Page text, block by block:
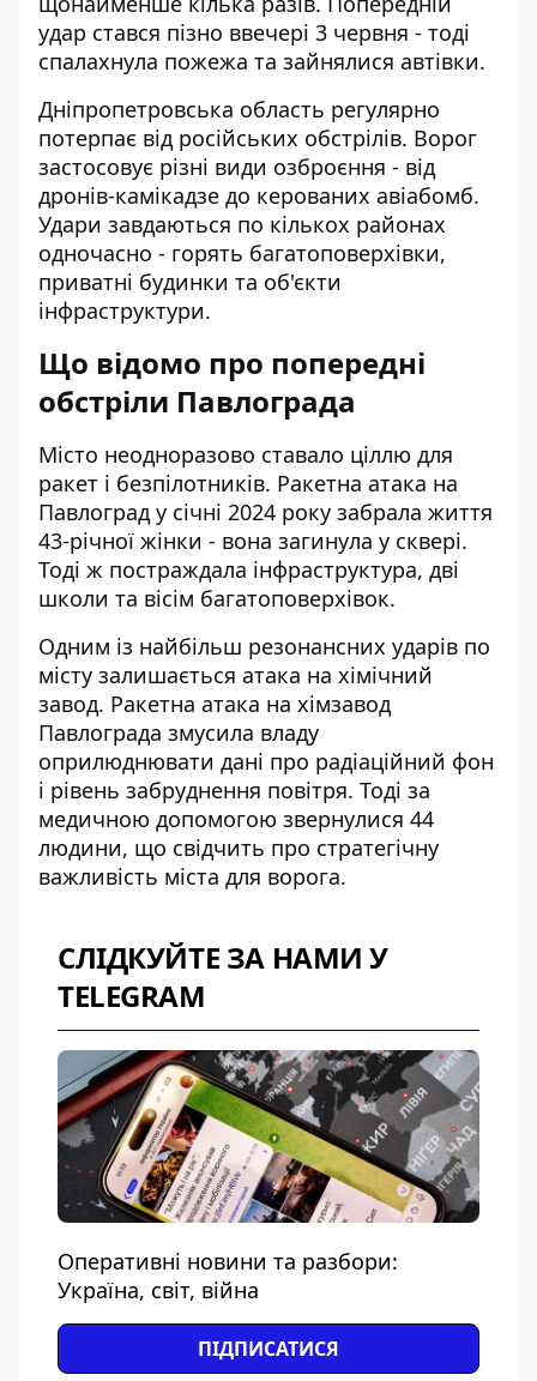
удар стався пізно ввечері 3 червня - тоді
спалахнула пожежа та зайнялися автівки.
Дніпропетровська область регулярно
потерпає від російських обстрілів. Ворог
застосовує різні види озброєння - від
дронів-камікадзе до керованих авіабомб.
Удари завдаються по кількох районах
одночасно - горять багатоповерхівки,
приватні будинки та об'єкти
інфраструктури.
Що відомо про попередні
обстріли Павлограда
Місто неодноразово ставало ціллю для
ракет і безпілотників. Ракетна атака на
Павлоград у січні 2024 року забрала життя
43-річної жінки - вона загинула у сквері.
Тоді ж постраждала інфраструктура, дві
школи та вісім багатоповерхівок.
Одним із найбільш резонансних ударів по
місту залишається атака на хімічний
завод. Ракетна атака на хімзавод
Павлограда змусила владу
оприлюднювати дані про радіаційний фон
і рівень забруднення повітря. Тоді за
медичною допомогою звернулися 44
людини, що свідчить про стратегічну
важливість міста для ворога.
СЛІДКУЙТЕ ЗА НАМИ У
TELEGRAM
Оперативні новини та разбори:
Україна, світ, війна
ПІДПИСАТИСЯ